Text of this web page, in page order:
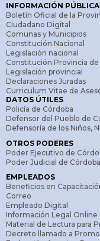
INFORMACIÓN PÚBLICA
Boletín Oficial de la
Ciudadano Digital
Comunas y Municipios
Constitución Nacional
Legislación nacional
Constitución Provincia de
Legislación provincial
Declaraciones Juradas
Curriculum Vitae de
DATOS ÚTILES
Policía de Córdoba
Defensor del Pueblo de
Defensoría de los Niños,
OTROS PODERES
Poder Ejecutivo de
Poder Judicial de Córdoba
EMPLEADOS
Beneficios en
Correo
Empleado Digital
Información Legal Online
Material de Lectura para
Decreto llamado a